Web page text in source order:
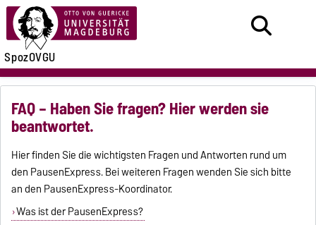
SpozOVGU
FAQ – Haben Sie fragen? Hier werden sie
beantwortet.
Hier finden Sie die wichtigsten Fragen und Antworten rund um
den PausenExpress. Bei weiteren Fragen wenden Sie sich bitte
an den PausenExpress-Koordinator.
Was ist der PausenExpress?